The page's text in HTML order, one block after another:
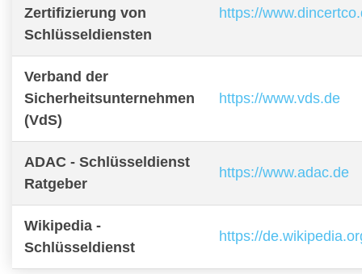
Zertifizierung von
Schlüsseldiensten
https://
Verband der
Sicherheitsunternehmen
(VdS)
https://www.vds.de
ADAC - Schlüsseldienst
Ratgeber
https://www.adac.de
Wikipedia -
Schlüsseldienst
https://